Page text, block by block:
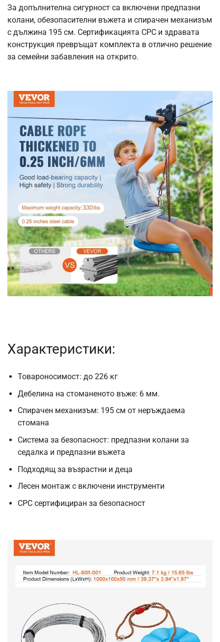
За допълнителна сигурност са включени предпазни
колани, обезопасителни въжета и спирачен механизъм
с дължина 195 см. Сертификацията CPC и здравата
конструкция превръщат комплекта в отлично решение
за семейни забавления на открито.
Характеристики:
Товароносимост: до 226 кг
Дебелина на стоманеното въже: 6 мм.
Спирачен механизъм: 195 см от неръждаема
стомана
Система за безопасност: предпазни колани за
седалка и предпазни въжета
Подходящ за възрастни и деца
Лесен монтаж с включени инструменти
CPC сертифициран за безопасност